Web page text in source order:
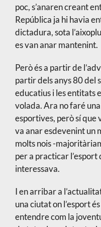
poc, s’anaren creant
República ja hi havia
dictadura, sota
es van anar mantenint.
Però és a partir de
partir dels anys 80 del
educatius i les entitats
volada. Ara no faré
esportives, però sí que
va anar esdevenint un
molts nois -
per a practicar l’esport
interessava.
I en arribar a
una ciutat on l’esport
entendre com la